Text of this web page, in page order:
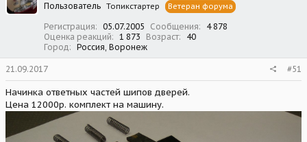
и
Пользователь Топикстартер Ветеран форума
Регистрация 05.07.2005 Сообщения
4 878
Оценка реакций
1 873 Возраст
40
Город
Россия, Воронеж
21.09.2017 #51
Начинка ответных частей шипов дверей.
Цена 12000р. комплект на машину.